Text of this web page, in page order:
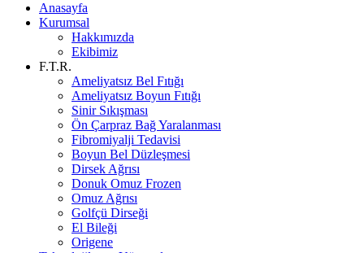
Anasayfa
Kurumsal
Hakkımızda
Ekibimiz
F.T.R.
Ameliyatsız Bel Fıtığı
Ameliyatsız Boyun Fıtığı
Sinir Sıkışması
Ön Çarpraz Bağ Yaralanması
Fibromiyalji Tedavisi
Boyun Bel Düzleşmesi
Dirsek Ağrısı
Donuk Omuz Frozen
Omuz Ağrısı
Golfçü Dirseği
El Bileği
Origene